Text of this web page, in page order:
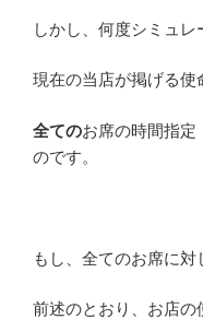
しかし、何度シミュレ
現在の当店が掲げる
全てのお席の時間指定
のです。
もし、全てのお席に対
前述のとおり、お店の